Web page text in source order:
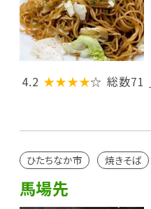
4.2 ★★★★☆ 総数71
ひたちなか市 焼きそば
馬場先